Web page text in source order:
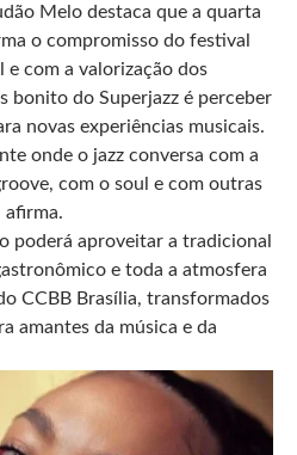
Melo destaca que a quarta
o compromisso do festival
e com a valorização dos
bonito do Superjazz é perceber
novas experiências musicais.
onde o jazz conversa com a
com o soul e com outras
afirma.
poderá aproveitar a tradicional
e toda a atmosfera
CCBB Brasília, transformados
amantes da música e da